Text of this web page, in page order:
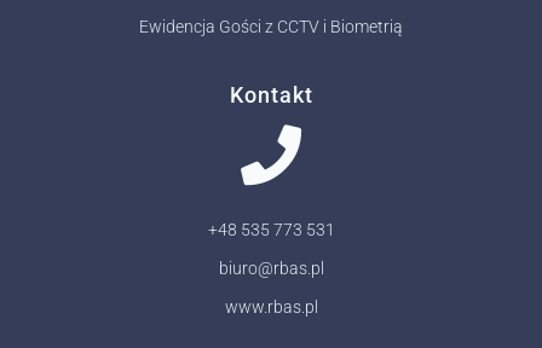
Ewidencja Gości z CCTV i Biometrią
Kontakt
+48 535 773 531
biuro@rbas.pl
www.rbas.pl